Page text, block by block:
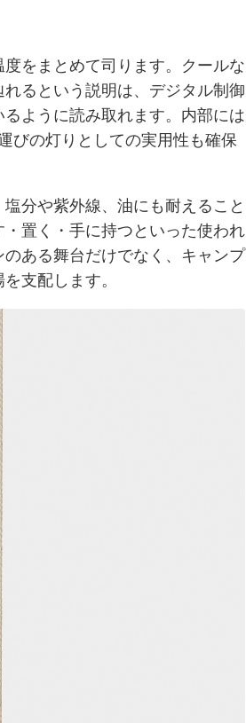
をまとめて司ります。クールな
るという説明は、デジタル制御
ように読み取れます。内部には
びの灯りとしての実用性も確保
分や紫外線、油にも耐えること
置く・手に持つといった使われ
ある舞台だけでなく、キャンプ
支配します。